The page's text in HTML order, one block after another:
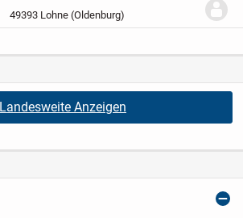
ist noch frei2 Junges sind noch frei
49393 Lohne (Oldenburg)
Landesweite Anzeigen